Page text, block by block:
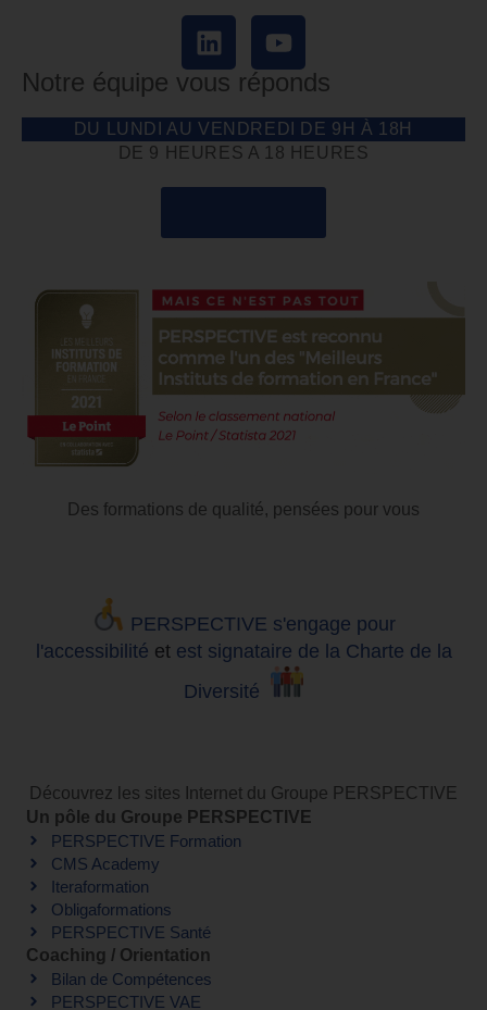
Notre équipe vous réponds
DU LUNDI AU VENDREDI DE 9H À 18H
DE 9 HEURES A 18 HEURES
Des formations de qualité, pensées pour vous
PERSPECTIVE s'engage pour
l'accessibilité et est signataire de la Charte de la
Diversité
Découvrez les sites Internet du Groupe PERSPECTIVE
Un pôle du Groupe PERSPECTIVE
PERSPECTIVE Formation
CMS Academy
Iteraformation
Obligaformations
PERSPECTIVE Santé
Coaching / Orientation
Bilan de Compétences
PERSPECTIVE VAE